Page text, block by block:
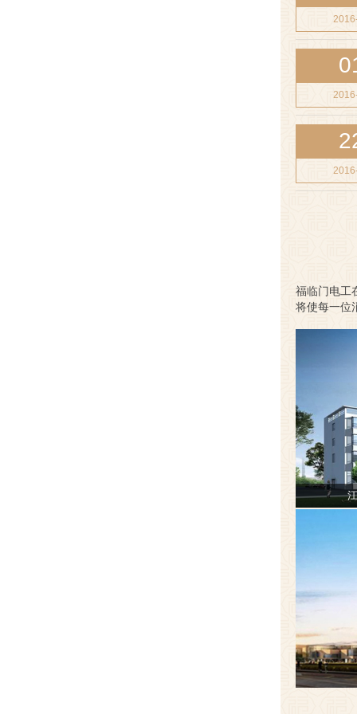
福临门电工
将使每一位